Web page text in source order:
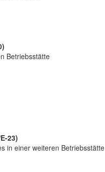
Betriebsstätte
23)
in einer weiteren Betriebsstätte